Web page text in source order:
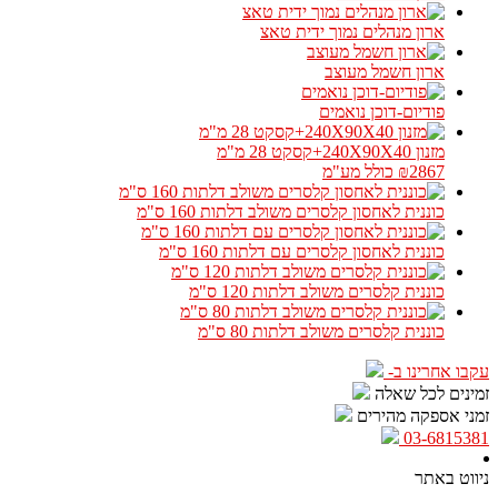
ארון מנהלים נמוך ידית טאצ
ארון חשמל מעוצב
פודיום-דוכן נואמים
מזנון 240X90X40+קסקט 28 מ"מ
₪2867 כולל מע"מ
כוננית לאחסון קלסרים משולב דלתות 160 ס"מ
כוננית לאחסון קלסרים עם דלתות 160 ס"מ
כוננית קלסרים משולב דלתות 120 ס"מ
כוננית קלסרים משולב דלתות 80 ס"מ
עקבו אחרינו ב-
זמינים לכל שאלה
זמני אספקה מהירים
03-6815381
ניווט באתר